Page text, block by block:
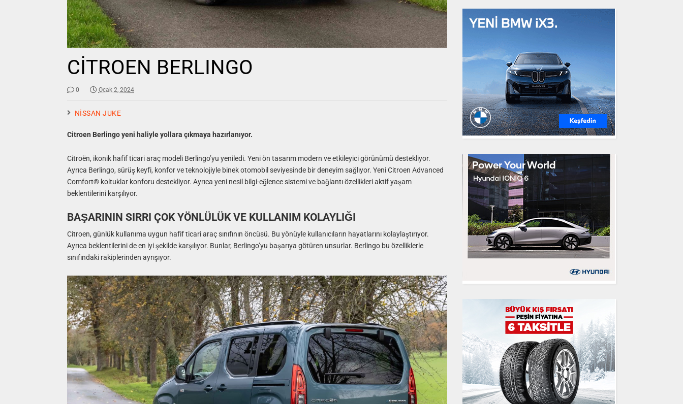
CİTROEN BERLINGO
0 Ocak 2, 2024
NİSSAN JUKE
Citroen Berlingo yeni haliyle yollara çıkmaya hazırlanıyor.
Citroën, ikonik hafif ticari araç modeli Berlingo’yu yeniledi. Yeni ön tasarım modern ve etkileyici görünümü destekliyor.
Ayrıca Berlingo, sürüş keyfi, konfor ve teknolojiyle binek otomobil seviyesinde bir deneyim sağlıyor. Yeni Citroen Advanced
Comfort® koltuklar konforu destekliyor. Ayrıca yeni nesil bilgi-eğlence sistemi ve bağlantı özellikleri aktif yaşam
beklentilerini karşılıyor.
BAŞARININ SIRRI ÇOK YÖNLÜLÜK VE KULLANIM KOLAYLIĞI
Citroen, günlük kullanıma uygun hafif ticari araç sınıfının öncüsü. Bu yönüyle kullanıcıların hayatlarını kolaylaştırıyor.
Ayrıca beklentilerini de en iyi şekilde karşılıyor. Bunlar, Berlingo’yu başarıya götüren unsurlar. Berlingo bu özelliklerle
sınıfındaki rakiplerinden ayrışıyor.